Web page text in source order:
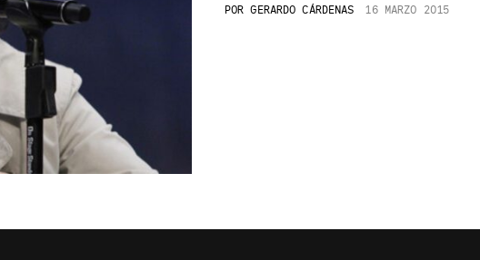
POR GERARDO CÁRDENAS 16 MARZO 2015